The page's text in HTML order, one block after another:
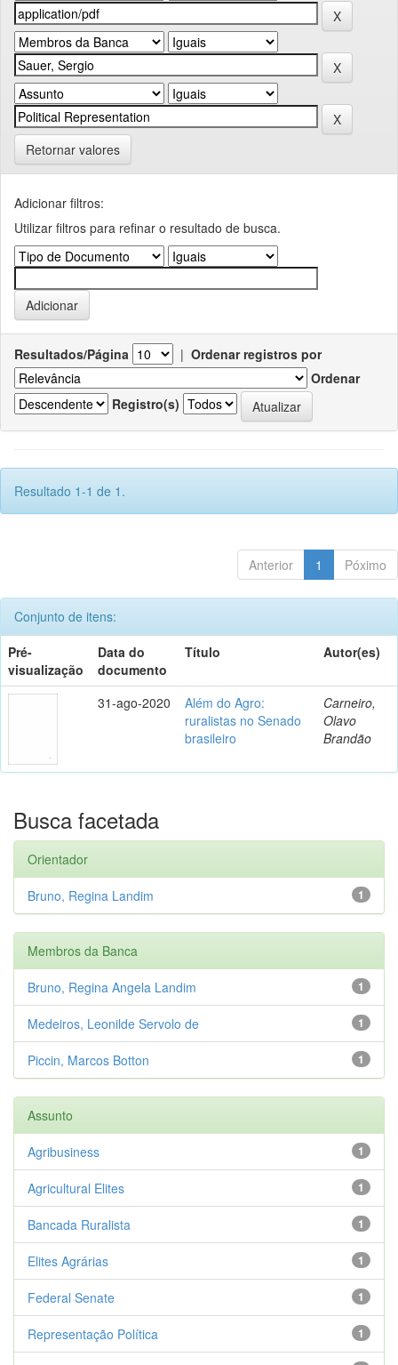
Retornar valores
Adicionar filtros:
Utilizar filtros para refinar o resultado de busca.
Resultados/Página | Ordenar registros por
Ordenar
Registro(s)
Resultado 1-1 de 1.
Anterior 1 Póximo
Conjunto de itens:
Pré-
visualização
Data do
documento
Título Autor(es)
31-ago-2020
Além do Agro:
ruralistas no Senado
brasileiro
Carneiro,
Olavo
Brandão
Busca facetada
Orientador
1
Bruno, Regina Landim
Membros da Banca
1
Bruno, Regina Angela Landim
1
Medeiros, Leonilde Servolo de
1
Piccin, Marcos Botton
Assunto
1
Agribusiness
1
Agricultural Elites
1
Bancada Ruralista
1
Elites Agrárias
1
Federal Senate
1
Representação Política